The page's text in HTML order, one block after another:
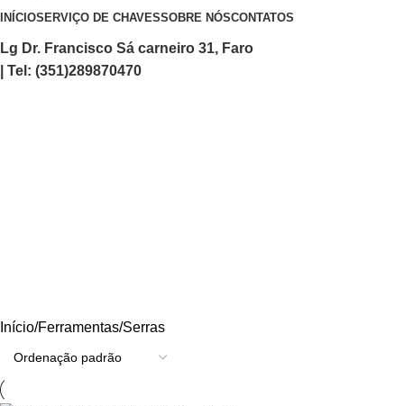
INÍCIOSERVIÇO DE CHAVESSOBRE NÓSCONTATOS
Lg Dr. Francisco Sá carneiro 31, Faro
| Tel: (351)289870470
Início Ferramentas Serras